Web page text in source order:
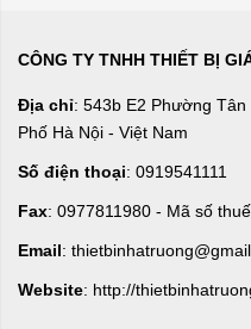
CÔNG TY TNHH THIẾT BỊ
Địa chỉ: 543b E2 Phường
Phố Hà Nội - Việt Nam
Số điện thoại: 0919541111
Fax: 0977811980 - Mã số
Email:
Website: http://